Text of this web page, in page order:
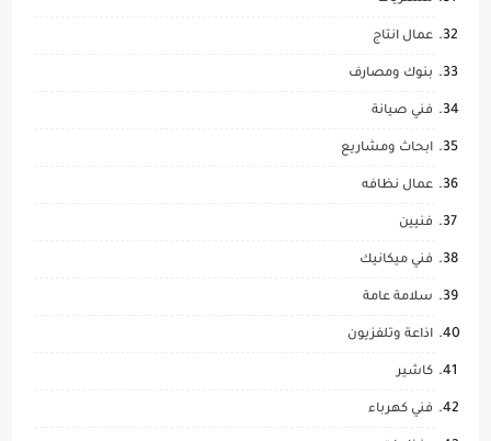
عمال انتاج
بنوك ومصارف
فني صيانة
ابحاث ومشاريع
عمال نظافه
فنيين
فني ميكانيك
سلامة عامة
اذاعة وتلفزيون
كاشير
فني كهرباء